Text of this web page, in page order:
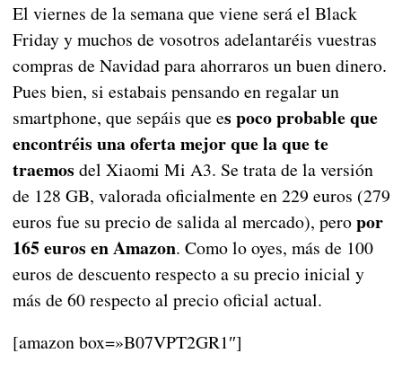
El viernes de la semana que viene será el Black
Friday y muchos de vosotros adelantaréis vuestras
compras de Navidad para ahorraros un buen dinero.
Pues bien, si estabais pensando en regalar un
smartphone, que sepáis que es poco probable que
encontréis una oferta mejor que la que te
traemos del Xiaomi Mi A3. Se trata de la versión
de 128 GB, valorada oficialmente en 229 euros (279
euros fue su precio de salida al mercado), peropor
165 euros en Amazon. Como lo oyes, más de 100
euros de descuento respecto a su precio inicial y
más de 60 respecto al precio oficial actual.
[amazon box=»B07VPT2GR1″]